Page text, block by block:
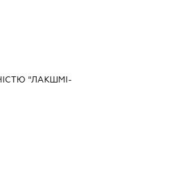
"ЛАКШМІ-